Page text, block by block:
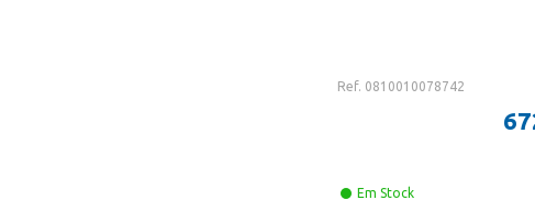
Ref. 0810010078742
Em Stock